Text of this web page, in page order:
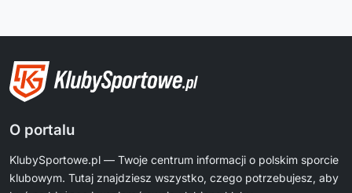
O portalu
KlubySportowe.pl — Twoje centrum informacji o polskim sporcie
klubowym. Tutaj znajdziesz wszystko, czego potrzebujesz, aby